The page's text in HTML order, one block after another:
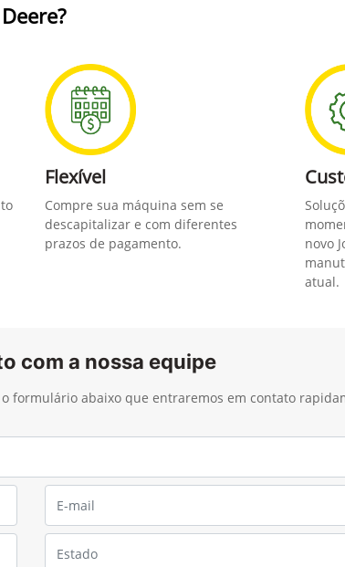
Flexível
Compre sua máquina sem se
descapitalizar e com diferentes
prazos de pagamento.
novo
atual.
com a nossa equipe
formulário abaixo que entraremos em contato